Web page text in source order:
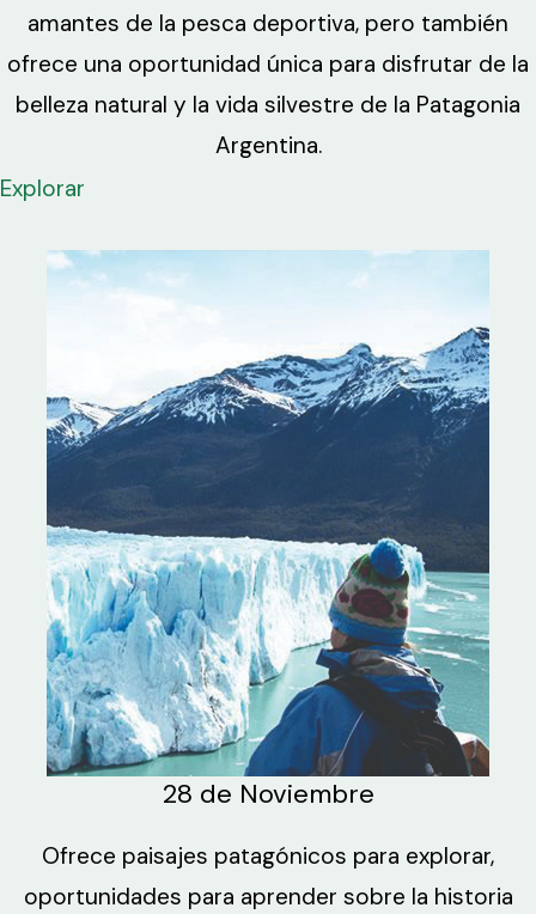
amantes de la pesca deportiva, pero también
ofrece una oportunidad única para disfrutar de la
belleza natural y la vida silvestre de la Patagonia
Argentina.
Explorar
28 de Noviembre
Ofrece paisajes patagónicos para explorar,
oportunidades para aprender sobre la historia